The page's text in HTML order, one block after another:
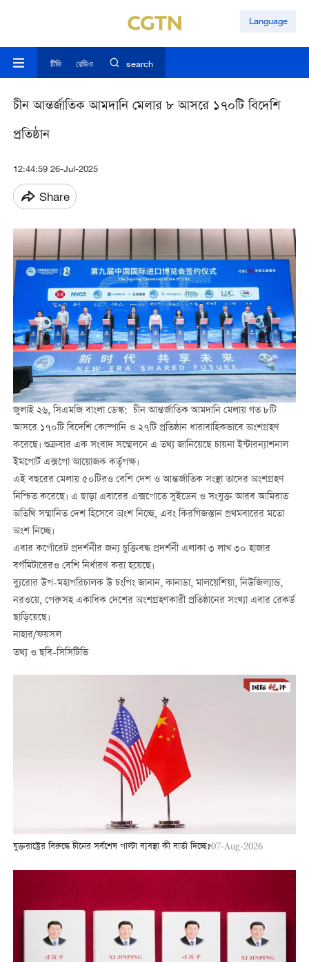
Language
টিভি রেডিও search
চীন আন্তর্জাতিক আমদানি মেলার ৮ আসরে ১৭০টি বিদেশি
প্রতিষ্ঠান
12:44:59 26-Jul-2025
Share
জুলাই ২৬, সিএমজি বাংলা ডেস্ক: চীন আন্তর্জাতিক আমদানি মেলায় গত ৮টি
আসরে ১৭০টি বিদেশি কোম্পানি ও ২৭টি প্রতিষ্ঠান ধারাবাহিকভাবে অংশগ্রহণ
করেছে। শুক্রবার এক সংবাদ সম্মেলনে এ তথ্য জানিয়েছে চায়না ইন্টারন্যাশনাল
ইমপোর্ট এক্সপো আয়োজক কর্তৃপক্ষ।
এই বছরের মেলায় ৫০টিরও বেশি দেশ ও আন্তর্জাতিক সংস্থা তাদের অংশগ্রহণ
নিশ্চিত করেছে। এ ছাড়া এবারের এক্সপোতে সুইডেন ও সংযুক্ত আরব আমিরাত
অতিথি সম্মানিত দেশ হিসেবে অংশ নিচ্ছে, এবং কিরগিজস্তান প্রথমবারের মতো
অংশ নিচ্ছে।
এবার কর্পোরেট প্রদর্শনীর জন্য চুক্তিবদ্ধ প্রদর্শনী এলাকা ৩ লাখ ৩০ হাজার
বর্গমিটারেরও বেশি নির্ধারণ করা হয়েছে।
ব্যুরোর উপ-মহাপরিচালক উ চংপিং জানান, কানাডা, মালয়েশিয়া, নিউজিল্যান্ড,
নরওয়ে, পেরুসহ একাধিক দেশের অংশগ্রহণকারী প্রতিষ্ঠানের সংখ্যা এবার রেকর্ড
ছাড়িয়েছে।
নাহার/ফয়সল
তথ্য ও ছবি-সিসিটিভি
যুক্তরাষ্ট্রের বিরুদ্ধে চীনের সর্বশেষ পাল্টা ব্যবস্থা কী বার্তা দিচ্ছে?07-Aug-2026